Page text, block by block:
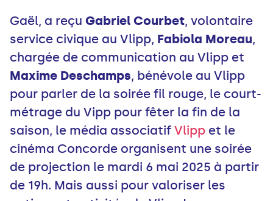
Gaël, a reçu Gabriel Courbet, volontaire
service civique au Vlipp, Fabiola Moreau,
chargée de communication au Vlipp et
Maxime Deschamps, bénévole au Vlipp
pour parler de la soirée fil rouge, le court-
métrage du Vipp pour fêter la fin de la
saison, le média associatif Vlipp et le
cinéma Concorde organisent une soirée
de projection le mardi 6 mai 2025 à partir
de 19h. Mais aussi pour valoriser les